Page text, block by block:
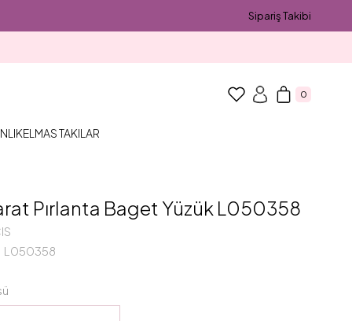
Sipariş Takibi
0
ELMAS TAKILAR
Pırlanta Baget Yüzük L050358
L050358